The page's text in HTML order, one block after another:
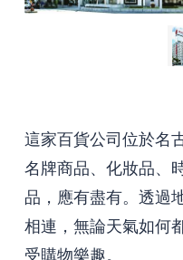
這家百貨公司位於名
名牌商品、化妝品、
品，應有盡有。透過
相連，無論天氣如何
受購物樂趣。